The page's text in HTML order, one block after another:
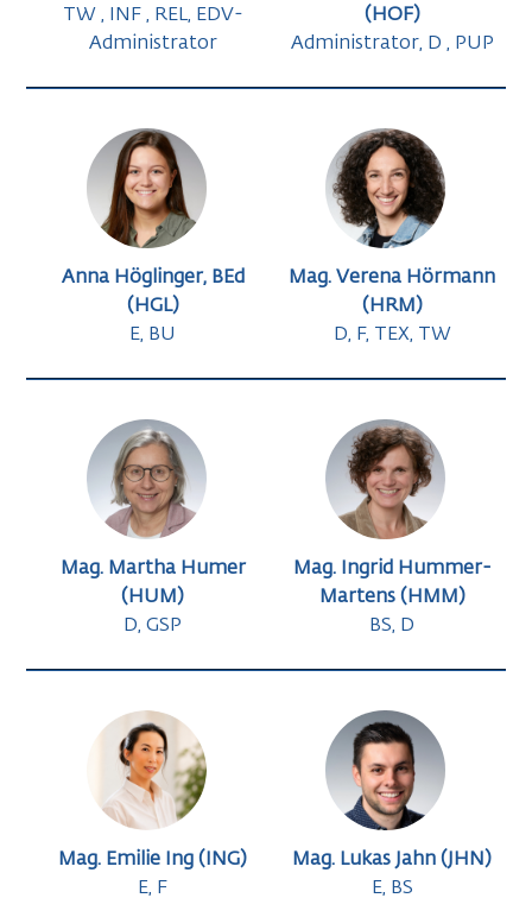
TW , INF , REL, EDV-
Administrator
(HOF)
Administrator, D , PUP
Anna Höglinger, BEd
(HGL)
E, BU
Mag. Verena Hörmann
(HRM)
D, F, TEX, TW
Mag. Martha Humer
(HUM)
D, GSP
Mag. Ingrid Hummer-
Martens (HMM)
BS, D
Mag. Emilie Ing (ING)
E, F
Mag. Lukas Jahn (JHN)
E, BS